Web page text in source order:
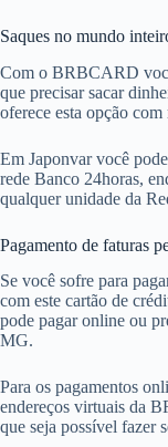
Saques no mundo
Com o BRBCARD
que precisar sacar
oferece esta opção
Em Japonvar você
rede Banco 24horas,
qualquer unidade da
Pagamento de faturas
Se você sofre para
com este cartão de
pode pagar online ou
MG.
Para os pagamentos
endereços virtuais da
que seja possível fazer